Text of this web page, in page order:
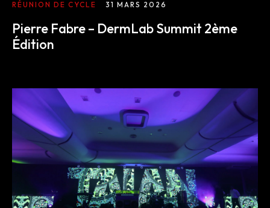
L’expérience
Centres d’Expertises
Réalisations
Blog
Contact
RÉUNION DE CYCLE 31 MARS 2026
Pierre Fabre – DermLab Summit 2ème
Édition